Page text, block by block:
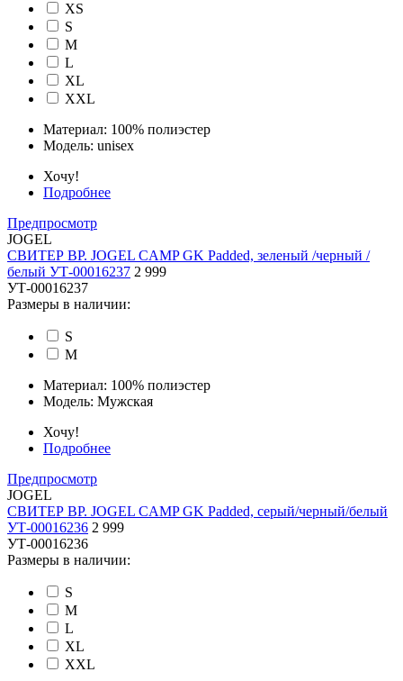
XS
S
M
L
XL
XXL
Материал: 100% полиэстер
Модель: unisex
Хочу!
Подробнее
Предпросмотр
JOGEL
СВИТЕР ВР. JOGEL CAMP GK Padded, зеленый /черный /
белый УТ-00016237 2 999
УТ-00016237
Размеры в наличии:
S
M
Материал: 100% полиэстер
Модель: Мужская
Хочу!
Подробнее
Предпросмотр
JOGEL
СВИТЕР ВР. JOGEL CAMP GK Padded, серый/черный/белый
УТ-00016236 2 999
УТ-00016236
Размеры в наличии:
S
M
L
XL
XXL